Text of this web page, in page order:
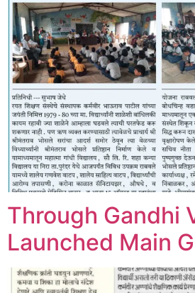
Through Gandhi
Launched Main